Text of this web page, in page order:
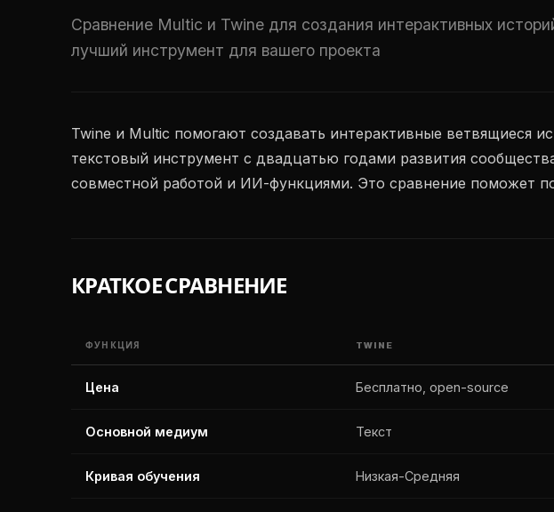
Сравнение Multic и Twine для создания интерактивных
лучший инструмент для вашего проекта
Twine и Multic помогают создавать интерактивные ветвящиеся
текстовый инструмент с двадцатью годами развития
совместной работой и ИИ-функциями. Это сравнение поможет
КРАТКОЕ СРАВНЕНИЕ
ФУНКЦИЯ TWINE
Цена Бесплатно, open-source
Основной медиум Текст
Кривая обучения Низкая-Средняя